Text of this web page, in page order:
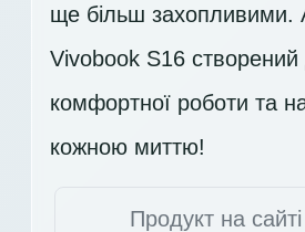
ще більш захопливими.
Vivobook S16
комфортної роботи та
кожною миттю!
Продукт на